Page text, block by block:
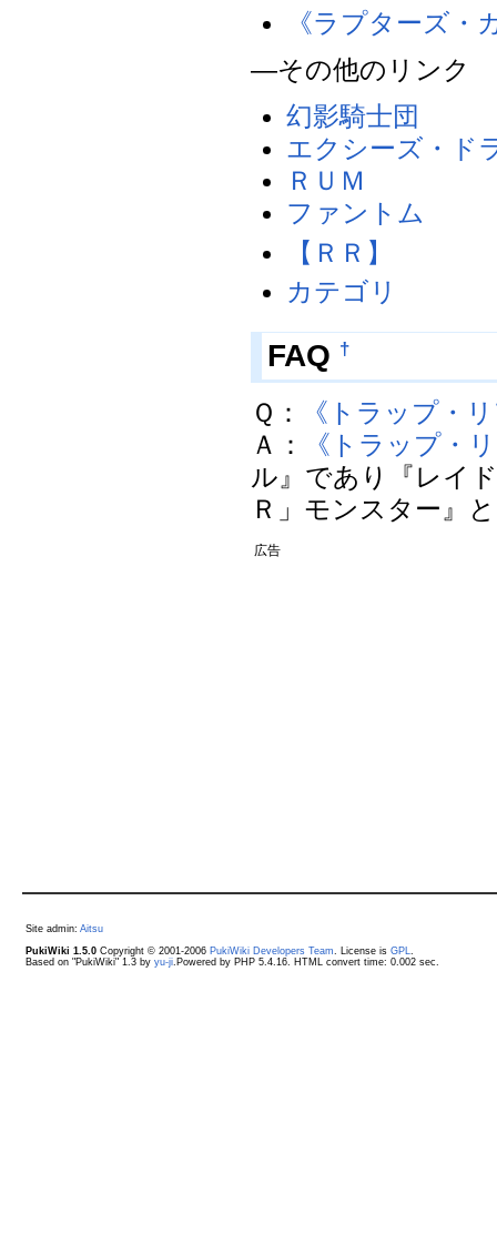
《ラプターズ・
―その他のリンク
幻影騎士団
エクシーズ・ド
ＲＵＭ
ファントム
【ＲＲ】
カテゴリ
FAQ †
Ｑ：
《トラップ・
Ａ：
《トラップ・
ル』であり『レイ
Ｒ」モンスター』
広告
Site admin: Aitsu
PukiWiki 1.5.0Copyright © 2001-2006 PukiWiki Developers Team . License is GPL
Based on "PukiWiki" 1.3 by yu-ji.Powered by PHP 5.4.16. HTML convert time: 0.002 sec.